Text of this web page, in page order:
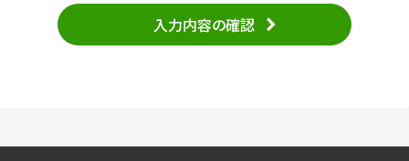
・当サービスの品質改善入力内容の確認